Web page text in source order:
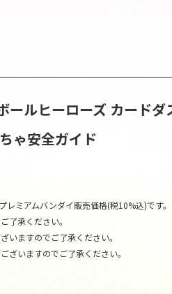
ールヒーローズ カードダ
ゃ安全ガイド
ミアムバンダイ販売価格(税10%込)です。
了承ください。
ますのでご了承ください。
いますのでご了承ください。